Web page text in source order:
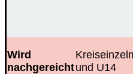
Wird
nachgereichtund U14